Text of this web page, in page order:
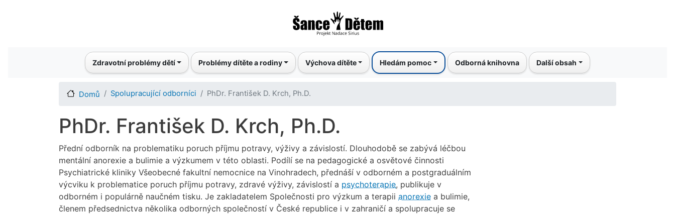
k
hlavnímu
Main navigationZdravotní problémy dětí Problémy dítěte a rodiny Výchova dítěte Hledám pomoc Odborná knihovna Další obsah
Domů Spolupracující odborníci PhDr. František D. Krch, Ph.D.
PhDr. František D. Krch, Ph.D.
Přední odborník na problematiku poruch příjmu potravy, výživy a závislostí. Dlouhodobě se zabývá léčbou
mentální anorexie a bulimie a výzkumem v této oblasti. Podílí se na pedagogické a osvětové činnosti
Psychiatrické kliniky Všeobecné fakultní nemocnice na Vinohradech, přednáší v odborném a postgraduálním
výcviku k problematice poruch příjmu potravy, zdravé výživy, závislostí a psychoterapie, publikuje v
odborném i populárně naučném tisku. Je zakladatelem Společnosti pro výzkum a terapii anorexie a bulimie,
členem předsednictva několika odborných společností v České republice i v zahraničí a spolupracuje se